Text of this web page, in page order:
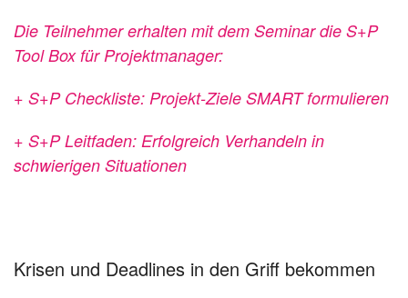
Die Teilnehmer erhalten mit dem Seminar die S+P
Tool Box für Projektmanager:
+ S+P Checkliste: Projekt-Ziele SMART formulieren
+ S+P Leitfaden: Erfolgreich Verhandeln in
schwierigen Situationen
Krisen und Deadlines in den Griff bekommen